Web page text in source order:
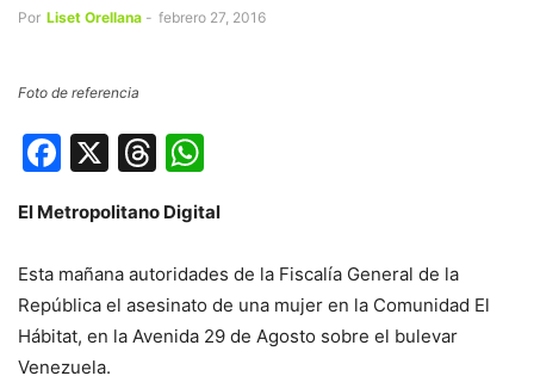
Por Liset Orellana - febrero 27, 2016
Foto de referencia
Facebook
X Threads
El Metropolitano Digital
Esta mañana autoridades de la Fiscalía General de la
República el asesinato de una mujer en la Comunidad El
Hábitat, en la Avenida 29 de Agosto sobre el bulevar
Venezuela.